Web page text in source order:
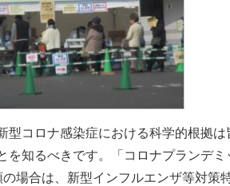
型コロナ感染症における科学的根拠
を知るべきです。「コロナプランデミ
場合は、新型インフルエンザ等対策